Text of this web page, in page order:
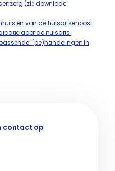
(zie download
en van de huisartsenpost
door de huisarts
(be)handelingen in
contact op